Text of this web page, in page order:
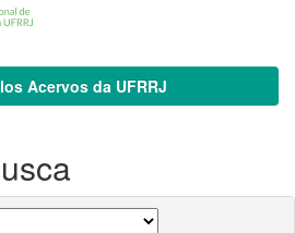
Acervos da UFRRJ